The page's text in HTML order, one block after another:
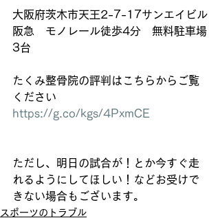
大阪府茨木市天王2-7-17サンエイビル
阪急　モノレール徒歩4分　無料駐車場
3台
たくみ整骨院の評判はこちらからご覧
ください
https://g.co/kgs/4PxmCE
ただし、明日の試合が！とか今すぐ走
れるようにしてほしい！などお受けで
きない場合もございます。
スポーツのトラブル